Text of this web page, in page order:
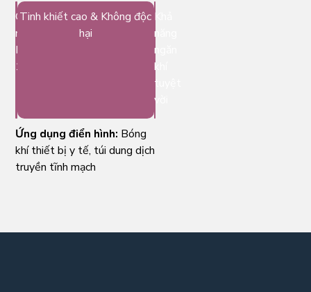
Chứng
nhận
ISO
10993
Tinh khiết cao & Không độc
hại
Khả
năng
ngăn
khí
tuyệt
vời
Ứng dụng điển hình: Bóng
khí thiết bị y tế, túi dung dịch
truyền tĩnh mạch